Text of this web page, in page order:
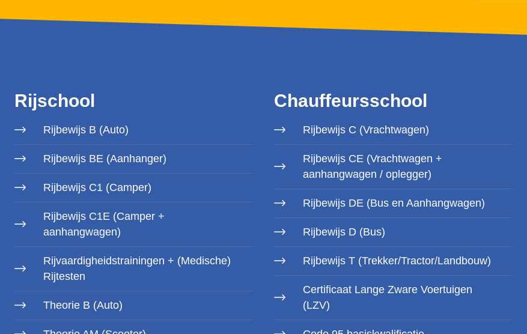
Rijschool
Rijbewijs B (Auto)
Rijbewijs BE (Aanhanger)
Rijbewijs C1 (Camper)
Rijbewijs C1E (Camper +
aanhangwagen)
Rijvaardigheidstrainingen + (Medische)
Rijtesten
Theorie B (Auto)
Chauffeursschool
Rijbewijs C (Vrachtwagen)
Rijbewijs CE (Vrachtwagen +
aanhangwagen / oplegger)
Rijbewijs DE (Bus en Aanhangwagen)
Rijbewijs D (Bus)
Rijbewijs T (Trekker/Tractor/Landbouw)
Certificaat Lange Zware Voertuigen
(LZV)